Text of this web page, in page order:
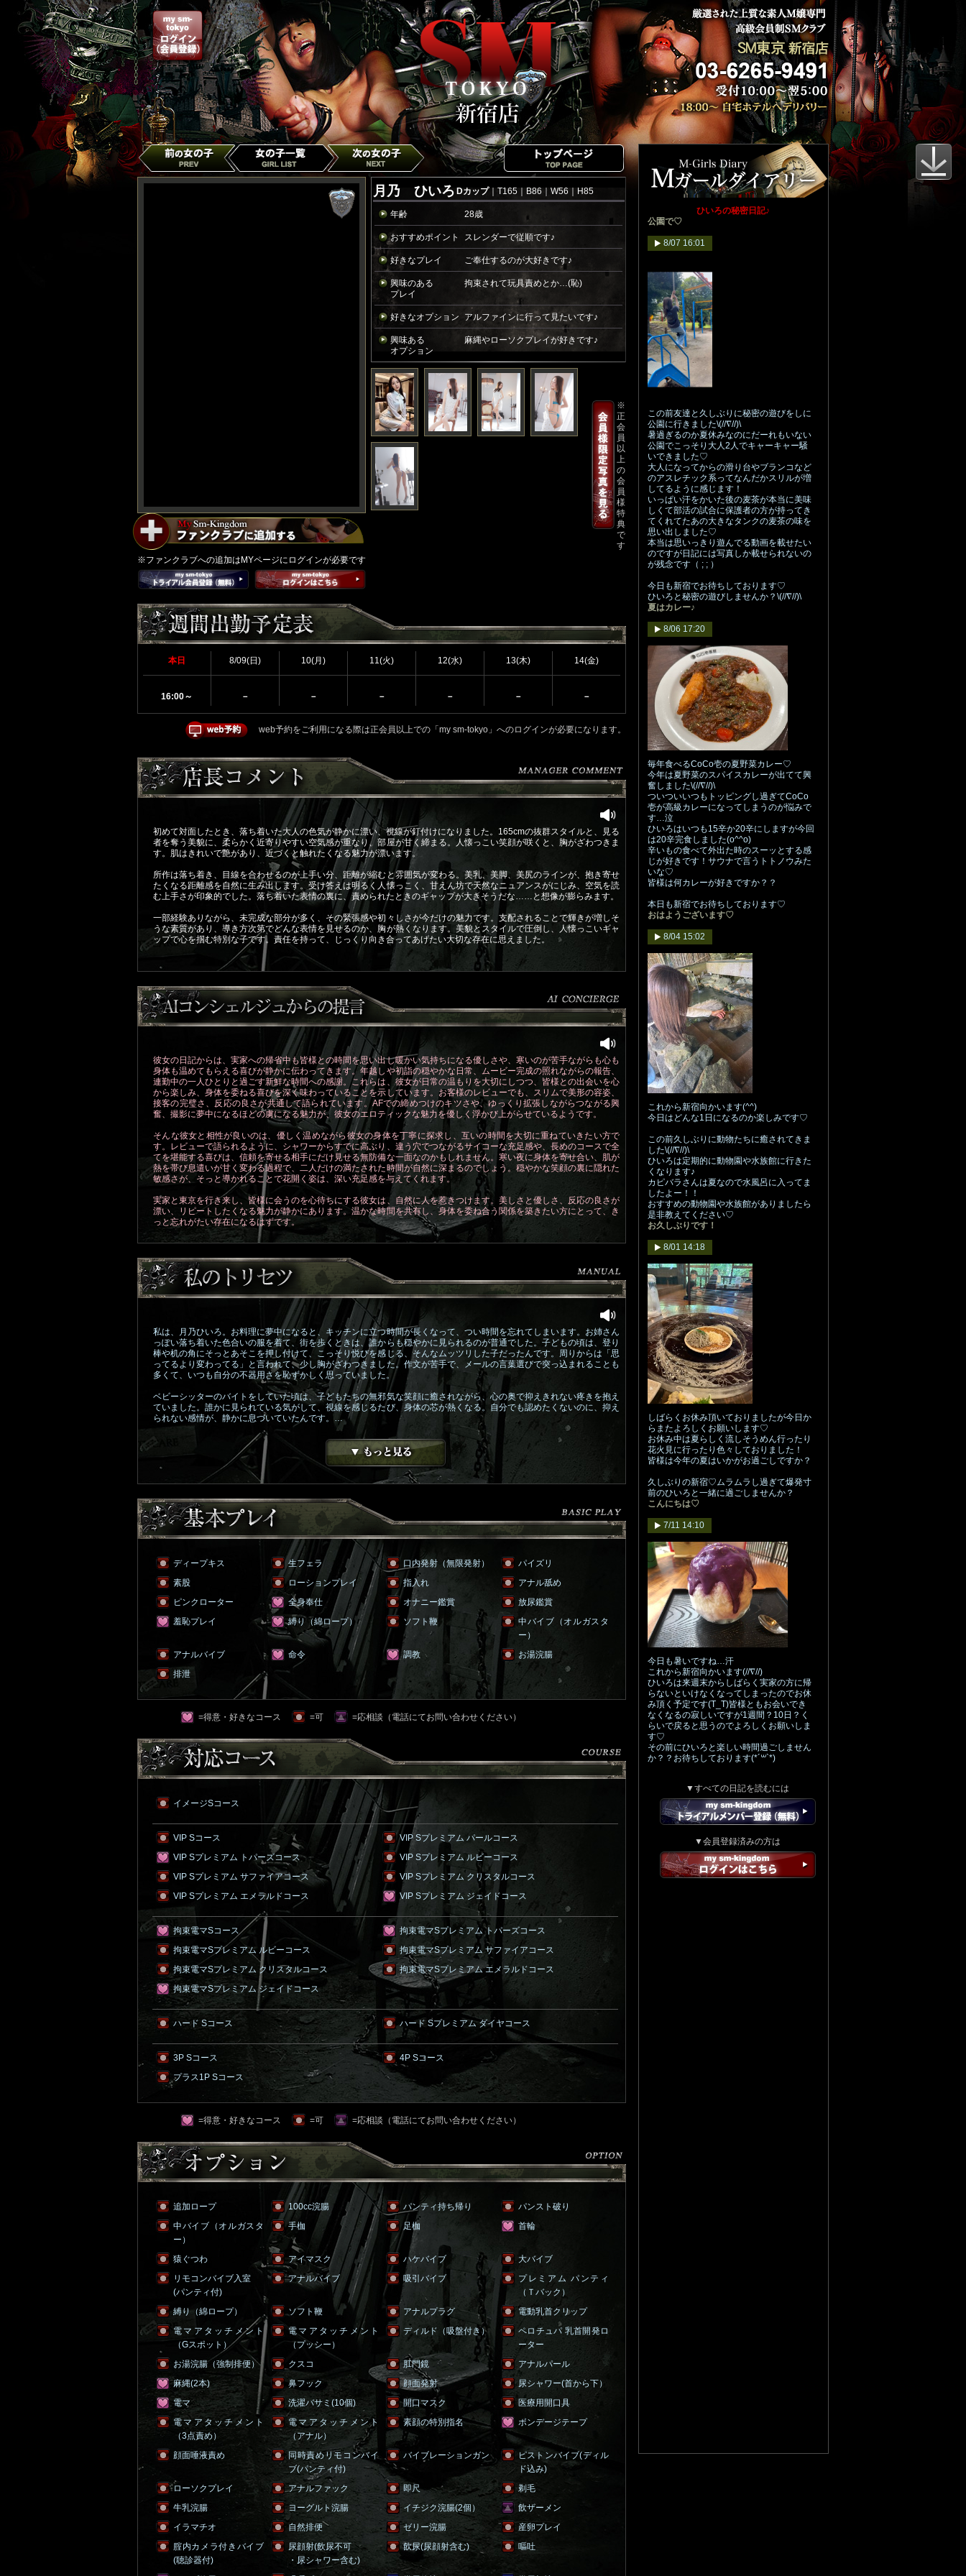
A
g
e
n
e
r
at
e
d
g
※ファンクラブへの追加はMYページにログインが必要です
月乃 ひいろ Dカップ｜T165｜B86｜W56｜H85
年齢 28歳
おすすめポイント スレンダーで従順です♪
好きなプレイ ご奉仕するのが大好きです♪
興味のある
プレイ
拘束されて玩具責めとか…(恥)
好きなオプション アルファインに行って見たいです♪
興味ある
オプション
麻縄やローソクプレイが好きです♪
※
正
会
員
以
上
の
会
員
様
特
典
で
す
本日 8/09(日) 10(月) 11(火) 12(水) 13(木) 14(金)
16:00～ － － － － － －
web予約をご利用になる際は正会員以上での「my sm-tokyo」へのログインが必要になります。
初めて対面したとき、落ち着いた大人の色気が静かに漂い、視線が釘付けになりました。165cmの抜群スタイルと、見る
者を奪う美貌に、柔らかく近寄りやすい空気感が重なり、部屋が甘く締まる。人懐っこい笑顔が咲くと、胸がざわつきま
す。肌はきれいで艶があり、近づくと触れたくなる魅力が漂います。
所作は落ち着き、目線を合わせるのが上手い分、距離が縮むと雰囲気が変わる。美乳、美脚、美尻のラインが、抱き寄せ
たくなる距離感を自然に生み出します。受け答えは明るく人懐っこく、甘えん坊で天然なニュアンスがにじみ、空気を読
む上手さが印象的でした。落ち着いた表情の裏に、責められたときのギャップが大きそうだな……と想像が膨らみます。
一部経験ありながら、未完成な部分が多く、その緊張感や初々しさが今だけの魅力です。支配されることで輝きが増しそ
うな素質があり、導き方次第でどんな表情を見せるのか、胸が熱くなります。美貌とスタイルで圧倒し、人懐っこいギャ
ップで心を掴む特別な子です。責任を持って、じっくり向き合ってあげたい大切な存在に思えました。
彼女の日記からは、実家への帰省中も皆様との時間を思い出し暖かい気持ちになる優しさや、寒いのが苦手ながらも心も
身体も温めてもらえる喜びが静かに伝わってきます。年越しや初詣の穏やかな日常、ムービー完成の照れながらの報告、
連勤中の一人ひとりと過ごす新鮮な時間への感謝。これらは、彼女が日常の温もりを大切にしつつ、皆様との出会いを心
から楽しみ、身体を委ねる喜びを深く味わっていることを示しています。お客様のレビューでも、スリムで美形の容姿、
接客の完璧さ、反応の良さが共通して語られています。AFでの締めつけのキツさや、ゆっくり拡張しながらつながる興
奮、撮影に夢中になるほどの虜になる魅力が、彼女のエロティックな魅力を優しく浮かび上がらせているようです。
そんな彼女と相性が良いのは、優しく温めながら彼女の身体を丁寧に探求し、互いの時間を大切に重ねていきたい方で
す。レビューで語られるように、シャワーからすでに高ぶり、違う穴でつながるサイコーな充足感や、長めのコースで全
てを堪能する喜びは、信頼を寄せる相手にだけ見せる無防備な一面なのかもしれません。寒い夜に身体を寄せ合い、肌が
熱を帯び息遣いが甘く変わる過程で、二人だけの満たされた時間が自然に深まるのでしょう。穏やかな笑顔の裏に隠れた
敏感さが、そっと導かれることで花開く姿は、深い充足感を与えてくれます。
実家と東京を行き来し、皆様に会うのを心待ちにする彼女は、自然に人を惹きつけます。美しさと優しさ、反応の良さが
漂い、リピートしたくなる魅力が静かにあります。温かな時間を共有し、身体を委ね合う関係を築きたい方にとって、き
っと忘れがたい存在になるはずです。
私は、月乃ひいろ。お料理に夢中になると、キッチンに立つ時間が長くなって、つい時間を忘れてしまいます。お姉さん
っぽい落ち着いた色合いの服を着て、街を歩くときは、誰からも穏やかに見られるのが普通でした。子どもの頃は、登り
棒や机の角にそっとあそこを押し付けて、こっそり悦びを感じる、そんなムッツリした子だったんです。周りからは「思
ってるより変わってる」と言われて、少し胸がざわつきました。作文が苦手で、メールの言葉選びで突っ込まれることも
多くて、いつも自分の不器用さを恥ずかしく思っていました。
ベビーシッターのバイトをしていた頃は、子どもたちの無邪気な笑顔に癒されながら、心の奥で抑えきれない疼きを抱え
ていました。誰かに見られている気がして、視線を感じるたび、身体の芯が熱くなる。自分でも認めたくないのに、抑え
られない感情が、静かに息づいていたんです。…
ディープキス 生フェラ 口内発射（無限発射）
パイズリ
素股
ローションプレイ 指入れ
アナル舐め
ピンクローター
全身奉仕 オナニー鑑賞
放尿鑑賞
羞恥プレイ
縛り（綿ロープ） ソフト鞭
中バイブ（オルガスタ
ー）
アナルバイブ
命令 調教
お湯浣腸
排泄
=得意・好きなコース =可 =応相談（電話にてお問い合わせください）
イメージSコース
VIP Sコース
VIP Sプレミアム パールコース
VIP Sプレミアム トパーズコース
VIP Sプレミアム ルビーコース
VIP Sプレミアム サファイアコース
VIP Sプレミアム クリスタルコース
VIP Sプレミアム エメラルドコース
VIP Sプレミアム ジェイドコース
拘束電マSコース
拘束電マSプレミアム トパーズコース
拘束電マSプレミアム ルビーコース
拘束電マSプレミアム サファイアコース
拘束電マSプレミアム クリスタルコース
拘束電マSプレミアム エメラルドコース
拘束電マSプレミアム ジェイドコース
ハード Sコース ハード Sプレミアム ダイヤコース
3P Sコース
4P Sコース
プラス1P Sコース
=得意・好きなコース =可 =応相談（電話にてお問い合わせください）
追加ロープ 100cc浣腸 パンティ持ち帰り
パンスト破り
中バイブ（オルガスタ
ー）
手枷 足枷 首輪
猿ぐつわ アイマスク ハケバイブ
大バイブ
リモコンバイブ入室
(パンティ付)
アナルバイブ 吸引バイブ
プレミアム パンティ
（Ｔバック）
縛り（綿ロープ）
ソフト鞭 アナルプラグ
電動乳首クリップ
電マアタッチメント
（Gスポット）
電マアタッチメント
（プッシー）
ディルド（吸盤付き）
ペロチュパ 乳首開発ロ
ーター
お湯浣腸（強制排便）
クスコ 肛門鏡
アナルパール
麻縄(2本)
鼻フック 顔面発射
尿シャワー(首から下）
電マ
洗濯バサミ(10個) 開口マスク
医療用開口具
電マアタッチメント
（3点責め）
電マアタッチメント
（アナル）
素顔の特別指名 ボンデージテープ
顔面唾液責め
同時責めリモコンバイ
ブ(パンティ付)
バイブレーションガン
ピストンバイブ(ディル
ド込み)
ローソクプレイ
アナルファック 即尺
剃毛
牛乳浣腸
ヨーグルト浣腸 イチジク浣腸(2個）
飲ザーメン
イラマチオ
自然排便 ゼリー浣腸
産卵プレイ
腟内カメラ付きバイブ
(聴診器付)
尿顔射(飲尿不可
・尿シャワー含む)
飲尿(尿顔射含む) 嘔吐
ひいろの秘密日記♪
公園で♡
8/07 16:01
この前友達と久しぶりに秘密の遊びをしに
公園に行きました\(//∇//)\
暑過ぎるのか夏休みなのにだーれもいない
公園でこっそり大人2人でキャーキャー騒
いできました♡
大人になってからの滑り台やブランコなど
のアスレチック系ってなんだかスリルが増
してるように感じます！
いっぱい汗をかいた後の麦茶が本当に美味
しくて部活の試合に保護者の方が持ってき
てくれてたあの大きなタンクの麦茶の味を
思い出しました♡
本当は思いっきり遊んでる動画を載せたい
のですが日記には写真しか載せられないの
が残念です（ ; ; ）
今日も新宿でお待ちしております♡
ひいろと秘密の遊びしませんか？\(//∇//)\
夏はカレー♪
8/06 17:20
毎年食べるCoCo壱の夏野菜カレー♡
今年は夏野菜のスパイスカレーが出てて興
奮しました\(//∇//)\
ついついいつもトッピングし過ぎてCoCo
壱が高級カレーになってしまうのが悩みで
す…泣
ひいろはいつも15辛か20辛にしますが今回
は20辛完食しました(o^^o)
辛いもの食べて外出た時のスーッとする感
じが好きです！サウナで言うトトノウみた
いな♡
皆様は何カレーが好きですか？？
本日も新宿でお待ちしております♡
おはようございます♡
8/04 15:02
これから新宿向かいます(^^)
今日はどんな1日になるのか楽しみです♡
この前久しぶりに動物たちに癒されてきま
した\(//∇//)\
ひいろは定期的に動物園や水族館に行きた
くなります♪
カピバラさんは夏なので水風呂に入ってま
したよー！！
おすすめの動物園や水族館がありましたら
是非教えてください♡
お久しぶりです！
8/01 14:18
しばらくお休み頂いておりましたが今日か
らまたよろしくお願いします♡
お休み中は夏らしく流しそうめん行ったり
花火見に行ったり色々しておりました！
皆様は今年の夏はいかがお過ごしですか？
久しぶりの新宿♡ムラムラし過ぎて爆発寸
前のひいろと一緒に過ごしませんか？
こんにちは♡
7/11 14:10
今日も暑いですね…汗
これから新宿向かいます(//∇//)
ひいろは来週末からしばらく実家の方に帰
らないといけなくなってしまったのでお休
み頂く予定です(T_T)皆様ともお会いでき
なくなるの寂しいですが1週間？10日？く
らいで戻ると思うのでよろしくお願いしま
す♡
その前にひいろと楽しい時間過ごしません
か？？お待ちしております(*´꒳`*)
▼すべての日記を読むには
▼会員登録済みの方は